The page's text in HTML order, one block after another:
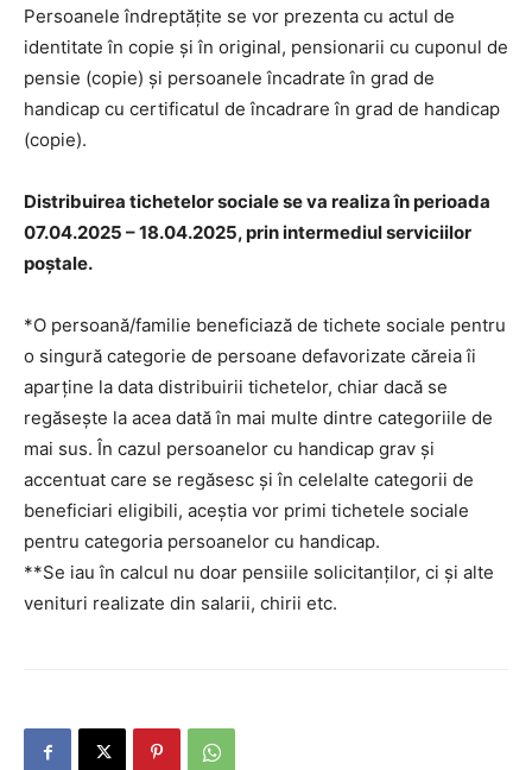
Persoanele îndreptăţite se vor prezenta cu actul de
identitate în copie şi în original, pensionarii cu cuponul de
pensie (copie) şi persoanele încadrate în grad de
handicap cu certificatul de încadrare în grad de handicap
(copie).
Distribuirea tichetelor sociale se va realiza în perioada
07.04.2025 – 18.04.2025, prin intermediul serviciilor
poştale.
*O persoană/familie beneficiază de tichete sociale pentru
o singură categorie de persoane defavorizate căreia îi
aparţine la data distribuirii tichetelor, chiar dacă se
regăseşte la acea dată în mai multe dintre categoriile de
mai sus. În cazul persoanelor cu handicap grav şi
accentuat care se regăsesc şi în celelalte categorii de
beneficiari eligibili, aceştia vor primi tichetele sociale
pentru categoria persoanelor cu handicap.
**Se iau în calcul nu doar pensiile solicitanţilor, ci şi alte
venituri realizate din salarii, chirii etc.